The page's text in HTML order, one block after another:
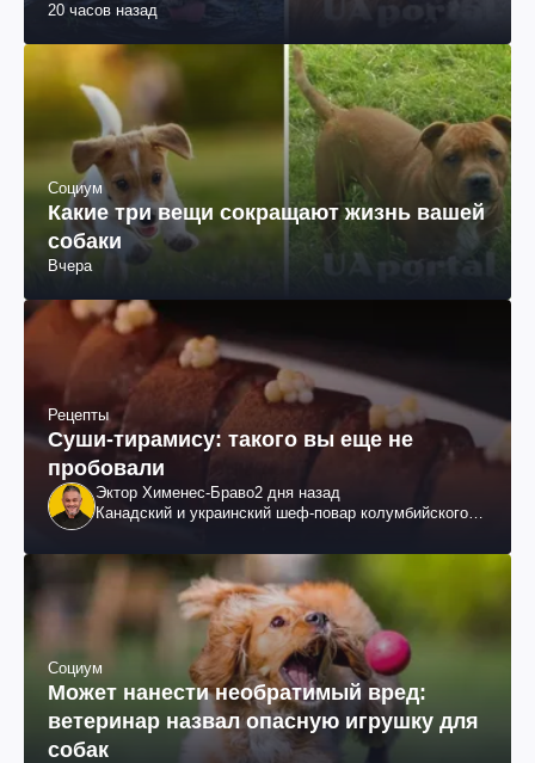
20 часов назад
Социум
Какие три вещи сокращают жизнь вашей
собаки
Вчера
Рецепты
Суши-тирамису: такого вы еще не
пробовали
Эктор Хименес-Браво2 дня назад
Канадский и украинский шеф-повар колумбийского
Социум
Может нанести необратимый вред:
ветеринар назвал опасную игрушку для
собак